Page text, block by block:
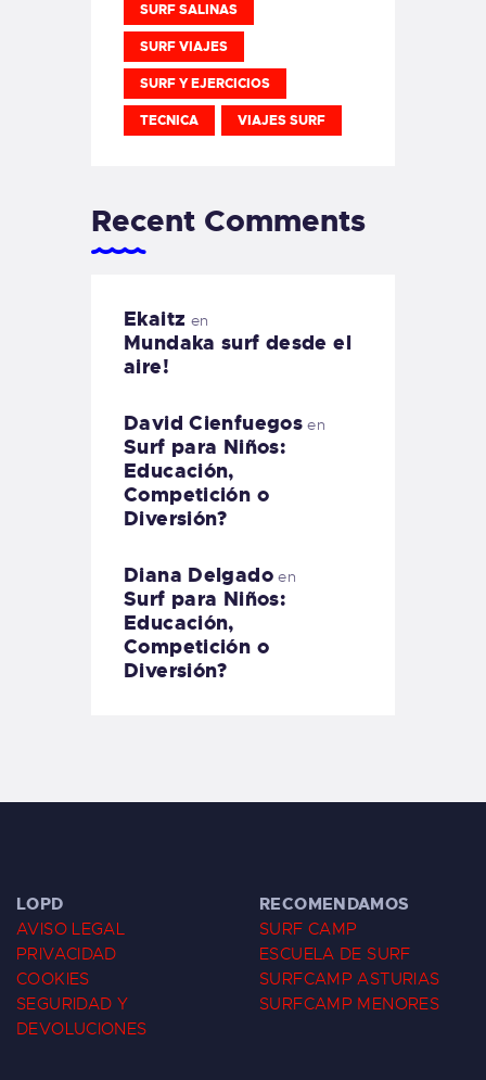
SURF SALINAS
SURF VIAJES
SURF Y EJERCICIOS
TECNICA VIAJES SURF
Recent Comments
Ekaitz en
Mundaka surf desde el
aire!
David Cienfuegos en
Surf para Niños:
Educación,
Competición o
Diversión?
Diana Delgadoen
Surf para Niños:
Educación,
Competición o
Diversión?
LOPD
AVISO LEGAL
PRIVACIDAD
COOKIES
SEGURIDAD Y
DEVOLUCIONES
RECOMENDAMOS
SURF CAMP
ESCUELA DE SURF
SURFCAMP ASTURIAS
SURFCAMP MENORES